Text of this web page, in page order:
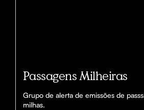
Passagens Milheiras
Grupo de alerta de emissões de
milhas.